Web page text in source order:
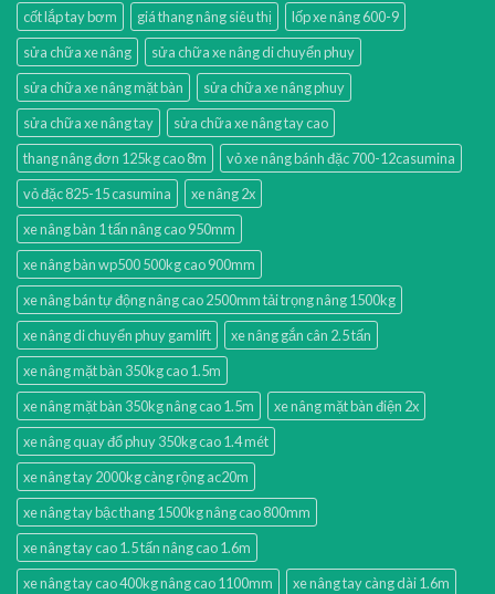
cốt lắp tay bơm
giá thang nâng siêu thị
lốp xe nâng 600-9
sửa chữa xe nâng
sửa chữa xe nâng di chuyển phuy
sửa chữa xe nâng mặt bàn
sửa chữa xe nâng phuy
sửa chữa xe nâng tay
sửa chữa xe nâng tay cao
thang nâng đơn 125kg cao 8m
vỏ xe nâng bánh đặc 700-12casumina
vỏ đặc 825-15 casumina
xe nâng 2x
xe nâng bàn 1 tấn nâng cao 950mm
xe nâng bàn wp500 500kg cao 900mm
xe nâng bán tự động nâng cao 2500mm tải trọng nâng 1500kg
xe nâng di chuyển phuy gamlift
xe nâng gắn cân 2.5 tấn
xe nâng mặt bàn 350kg cao 1.5m
xe nâng mặt bàn 350kg nâng cao 1.5m
xe nâng mặt bàn điện 2x
xe nâng quay đổ phuy 350kg cao 1.4 mét
xe nâng tay 2000kg càng rộng ac20m
xe nâng tay bậc thang 1500kg nâng cao 800mm
xe nâng tay cao 1.5 tấn nâng cao 1.6m
xe nâng tay cao 400kg nâng cao 1100mm
xe nâng tay càng dài 1.6m